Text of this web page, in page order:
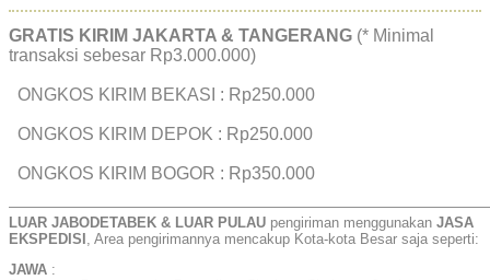
GRATIS KIRIM JAKARTA & TANGERANG (* Minimal
transaksi sebesar Rp3.000.000)
ONGKOS KIRIM BEKASI : Rp250.000
ONGKOS KIRIM DEPOK : Rp250.000
ONGKOS KIRIM BOGOR : Rp350.000
LUAR JABODETABEK & LUAR PULAU pengiriman menggunakan JASA
EKSPEDISI , Area pengirimannya mencakup Kota-kota Besar saja seperti:
JAWA :